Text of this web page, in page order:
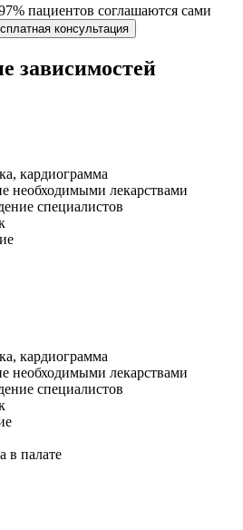
пациентов соглашаются сами
консультация
зависимостей
кардиограмма
необходимыми лекарствами
специалистов
кардиограмма
необходимыми лекарствами
специалистов
в палате